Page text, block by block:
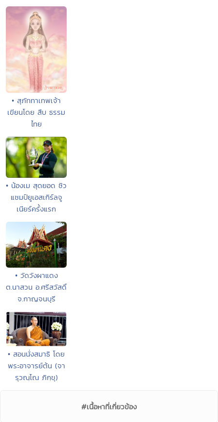
• สุภัททาเทพเจ้า
เขียนโดย สืบ ธรรม
ไทย
• น้องเม สุดยอด ซิว
แชมป์ยูเอสเกิร์ลจู
เนียร์ครั้งแรก
• วัดวังผาแดง
ต.นาสวน อ.ศรีสวัสดิ์
จ.กาญจนบุรี
• สอนนั่งสมาธิ โดย
พระอาจารย์ต้น (จา
รุวณฺโณ ภิกฺขุ)
#เนื้อหาที่เกี่ยวข้อง